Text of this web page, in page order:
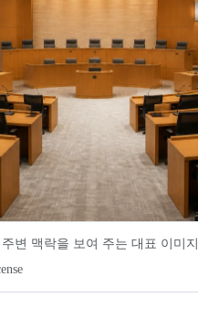
변 맥락을 보여 주는 대표 이미지